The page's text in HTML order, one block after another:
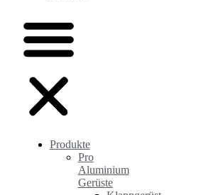
Produkte
Pro
Aluminium
Gerüste